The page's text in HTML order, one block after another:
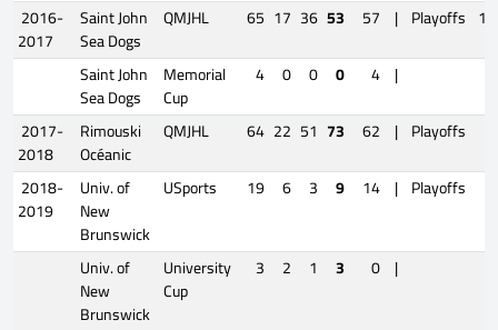
2016-
2017
Saint John
Sea Dogs
QMJHL 65 17 36 53 57 | Playoffs 18
Saint John
Sea Dogs
Memorial
Cup
4 0 0 0 4 |
2017-
2018
Rimouski
Océanic
QMJHL 64 22 51 73 62 | Playoffs
2018-
2019
Univ. of
New
Brunswick
USports 19 6 3 9 14 | Playoffs
Univ. of
New
Brunswick
University
Cup
3 2 1 3 0 |